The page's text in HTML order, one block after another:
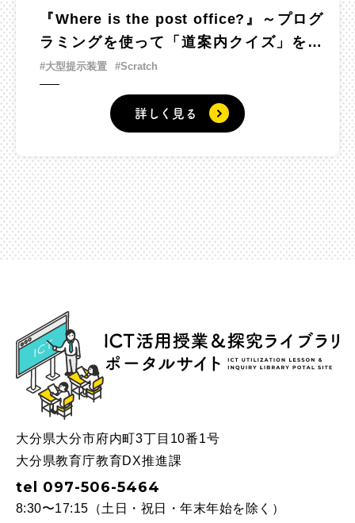
『Where is the post office?』～プログ
ラミングを使って「道案内クイズ」をし
よう～
#大型提示装置 #Scratch
詳しく見る
ICT
大分県大分市府内町3丁目10番1号
大分県教育庁教育DX推進課
tel 097-506-5464
8:30〜17:15（土日・祝日・年末年始を除く）